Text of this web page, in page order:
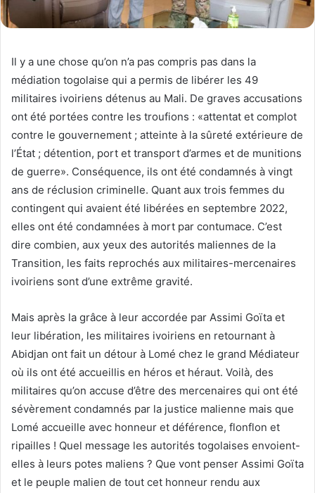
Il y a une chose qu’on n’a pas compris pas dans la
médiation togolaise qui a permis de libérer les 49
militaires ivoiriens détenus au Mali. De graves accusations
ont été portées contre les troufions : «attentat et complot
contre le gouvernement ; atteinte à la sûreté extérieure de
l’État ; détention, port et transport d’armes et de munitions
de guerre». Conséquence, ils ont été condamnés à vingt
ans de réclusion criminelle. Quant aux trois femmes du
contingent qui avaient été libérées en septembre 2022,
elles ont été condamnées à mort par contumace. C’est
dire combien, aux yeux des autorités maliennes de la
Transition, les faits reprochés aux militaires-mercenaires
ivoiriens sont d’une extrême gravité.
Mais après la grâce à leur accordée par Assimi Goïta et
leur libération, les militaires ivoiriens en retournant à
Abidjan ont fait un détour à Lomé chez le grand Médiateur
où ils ont été accueillis en héros et héraut. Voilà, des
militaires qu’on accuse d’être des mercenaires qui ont été
sévèrement condamnés par la justice malienne mais que
Lomé accueille avec honneur et déférence, flonflon et
ripailles ! Quel message les autorités togolaises envoient-
elles à leurs potes maliens ? Que vont penser Assimi Goïta
et le peuple malien de tout cet honneur rendu aux